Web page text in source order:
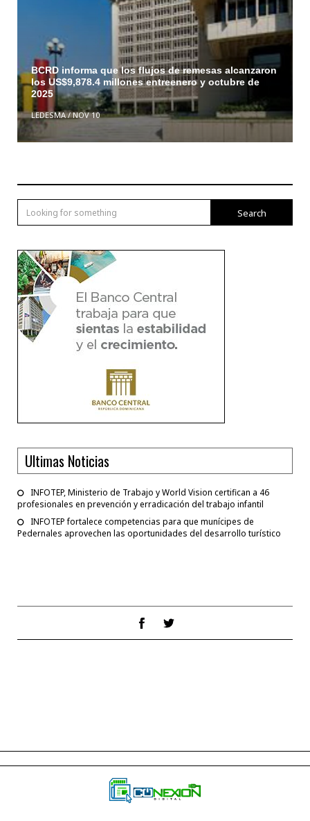
BCRD informa que los flujos de remesas alcanzaron
los US$9,878.4 millones entreenero y octubre de
2025
LEDESMA/NOV 10
Search
Ultimas Noticias
INFOTEP, Ministerio de Trabajo y World Vision certifican a 46
profesionales en prevención y erradicación del trabajo infantil
INFOTEP fortalece competencias para que munícipes de
Pedernales aprovechen las oportunidades del desarrollo turístico